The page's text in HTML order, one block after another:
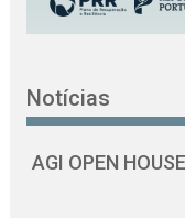
Notícias
AGI OPEN